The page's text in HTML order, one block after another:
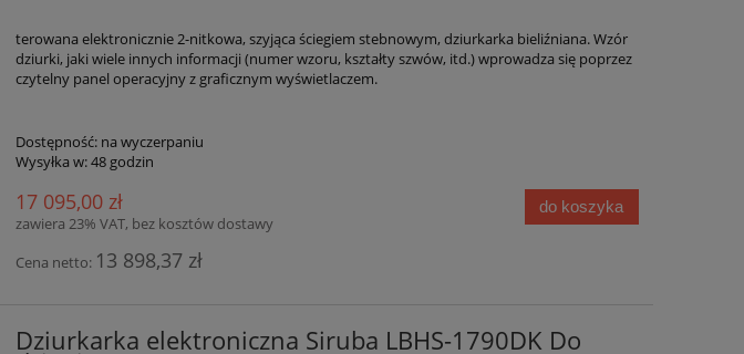
terowana elektronicznie 2-nitkowa, szyjąca ściegiem stebnowym, dziurkarka bieliźniana. Wzór
dziurki, jaki wiele innych informacji (numer wzoru, kształty szwów, itd.) wprowadza się poprzez
czytelny panel operacyjny z graficznym wyświetlaczem.
Dostępność: na wyczerpaniu
Wysyłka w:48 godzin
17 095,00 zł
zawiera 23% VAT, bez kosztów dostawy
Cena netto: 13 898,37 zł
do koszyka
Dziurkarka elektroniczna Siruba LBHS-1790DK Do